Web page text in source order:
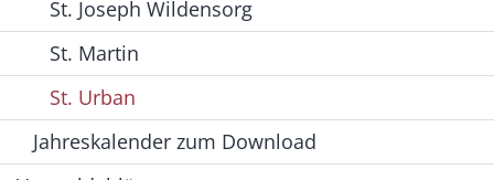
St. Joseph Wildensorg
St. Martin
St. Urban
Jahreskalender zum Download